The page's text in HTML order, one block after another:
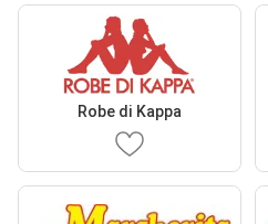
Robe di Kappa